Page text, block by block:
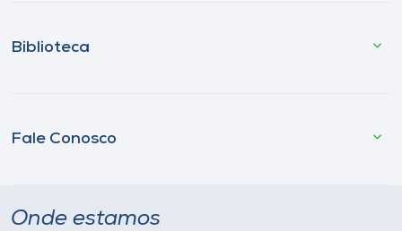
Biblioteca
Fale Conosco
Onde estamos